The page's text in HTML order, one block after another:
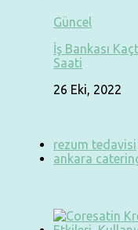
Güncel
İş Bankası
Saati
26 Eki, 2022
rezum tedavisi
ankara